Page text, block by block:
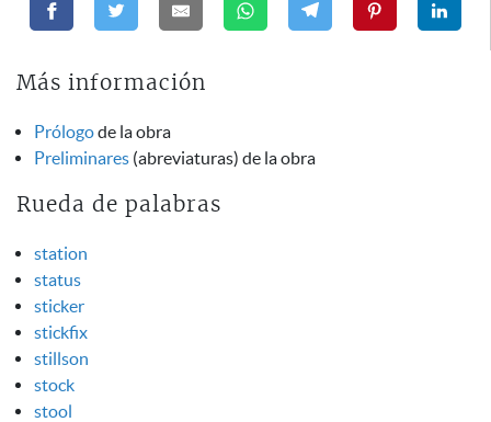
Más información
Prólogode la obra
Preliminares (abreviaturas) de la obra
Rueda de palabras
station
status
sticker
stickfix
stillson
stock
stool